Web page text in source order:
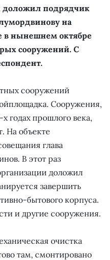
доложил подрядчик
на
в нынешнем октябре
сооружений. С
сооружений
Сооружения,
годах прошлого века,
На объекте
глава
В этот раз
доложил
завершить
бытового корпуса.
и другие сооружения.
очистка
там, смонтировано